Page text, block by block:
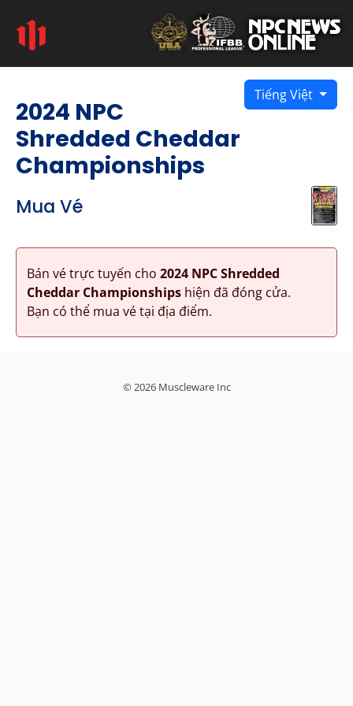
Tiếng Việt
2024 NPC
Shredded Cheddar
Championships
Mua Vé
Bán vé trực tuyến cho 2024 NPC Shredded
Cheddar Championshipshiện đã đóng cửa.
Bạn có thể mua vé tại địa điểm.
© 2026 Muscleware Inc